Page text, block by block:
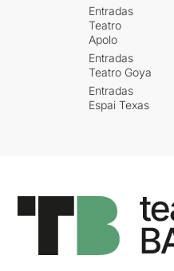
Entradas
Teatro
Apolo
Entradas
Teatro Goya
Entradas
Espai Texas